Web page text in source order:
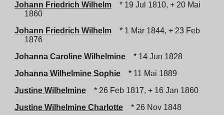
Johann Friedrich Wilhelm
* 19 Jul 1810, + 20 Mai
1860
Johann Friedrich Wilhelm
* 1 Mär 1844, + 23 Feb
1876
Johanna Caroline Wilhelmine
* 14 Jun 1828
Johanna Wilhelmine Sophie
* 11 Mai 1889
Justine Wilhelmine
* 26 Feb 1817, + 16 Jan 1860
Justine Wilhelmine Charlotte
* 26 Nov 1848